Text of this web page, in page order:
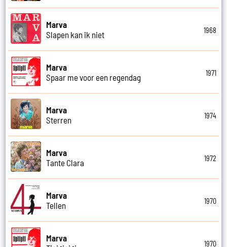
Marva
Slapen kan ik niet
1968
Marva
Spaar me voor een regendag
1971
Marva
Sterren
1974
Marva
Tante Clara
1972
Marva
Tellen
1970
Marva
1970